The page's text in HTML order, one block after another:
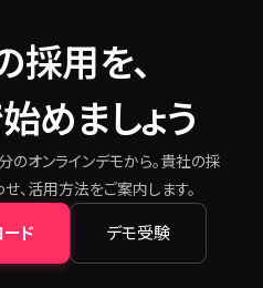
採用を、
めましょう
のオンラインデモから。貴社の採
、活用方法をご案内します。
ド デモ受験